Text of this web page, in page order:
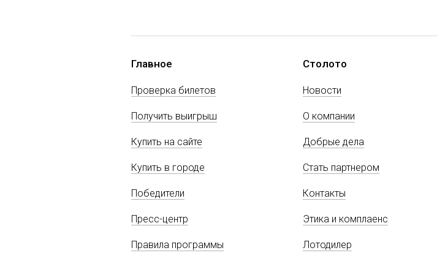
Главное
Проверка билетов
Получить выигрыш
Купить на сайте
Купить в городе
Победители
Пресс-центр
Правила программы
Столото
Новости
О компании
Добрые дела
Стать партнером
Контакты
Этика и комплаенс
Лотодилер